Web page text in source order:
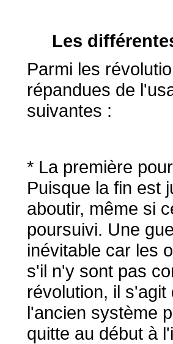
Les
Parmi les
répandues de
suivantes :
* La première
Puisque la fin est
aboutir, même si
poursuivi. Une
inévitable car les
s'il n'y sont pas
révolution, il
l'ancien système
quitte au début à